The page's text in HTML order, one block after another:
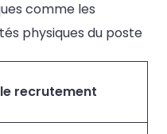
comme les
physiques du poste
recrutement